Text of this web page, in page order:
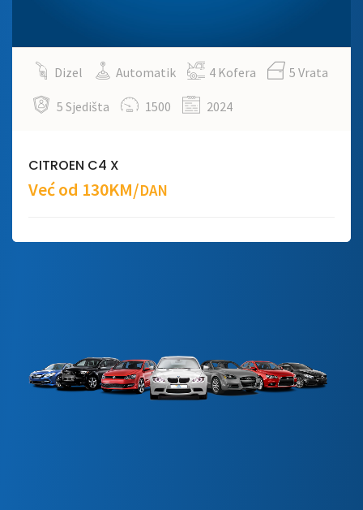
Dizel Automatik 4 Kofera 5 Vrata
5 Sjedišta 1500 2024
CITROEN C4 X
Već od 130KM/DAN